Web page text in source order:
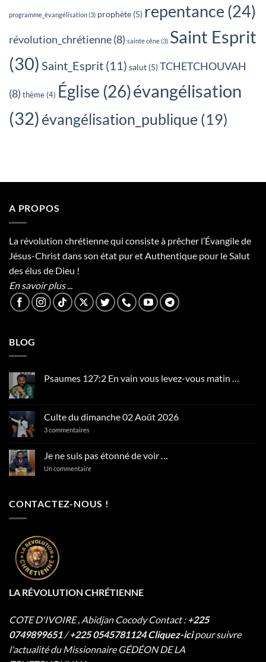
programme_évangélisation(3) prophète (5) repentance (24)
révolution_chrétienne(8) sainte cêne(3) Saint Esprit
(30) Saint_Esprit (11) salut (5)TCHETCHOUVAH
(8) thème (4) Église (26)évangélisation
(32) évangélisation_publique (19)
A PROPOS
La révolution chrétienne qui consiste à prêcher l’Évangile de
Jésus-Christ dans son état pur et Authentique pour le Salut
des élus de Dieu !
En savoir plus ...
BLOG
Psaumes 127:2 En vain vous levez-vous matin …
Psaumes
127:2
En
levez-
vous
matin
Culte du dimanche 02 Août 2026
3 commentairessur
dimanche
02
Août
Je ne suis pas étonné de voir …
Un commentairesur
étonné
CONTACTEZ-NOUS !
LA RÉVOLUTION CHRÉTIENNE
COTE D'IVOIRE , Abidjan CocodyContact : +225
0749899651/+225 0545781124 Cliquez-ici pour suivre
l'actualité du Missionnaire GÉDÉON DE LA